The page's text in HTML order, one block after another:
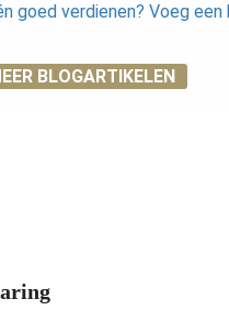
goed verdienen? Voeg een
BLOGARTIKELEN